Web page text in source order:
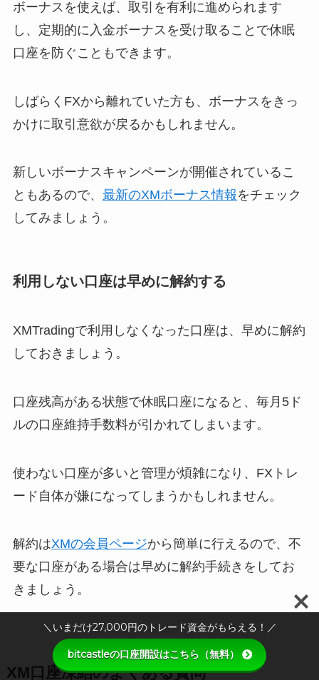
ボーナスを使えば、取引を有利に進められます
し、定期的に入金ボーナスを受け取ることで休眠
口座を防ぐこともできます。
しばらくFXから離れていた方も、ボーナスをきっ
かけに取引意欲が戻るかもしれません。
新しいボーナスキャンペーンが開催されているこ
ともあるので、 最新のXMボーナス情報 をチェック
してみましょう。
利用しない口座は早めに解約する
XMTradingで利用しなくなった口座は、早めに解約
しておきましょう。
口座残高がある状態で休眠口座になると、毎月5ド
ルの口座維持手数料が引かれてしまいます。
使わない口座が多いと管理が煩雑になり、FXトレ
ード自体が嫌になってしまうかもしれません。
解約はXMの会員ページから簡単に行えるので、不
要な口座がある場合は早めに解約手続きをしてお
きましょう。
XM口座凍結のよくある質問
＼いまだけ27,000円のトレード資金がもらえる！／
bitcastleの口座開設はこちら（無料）